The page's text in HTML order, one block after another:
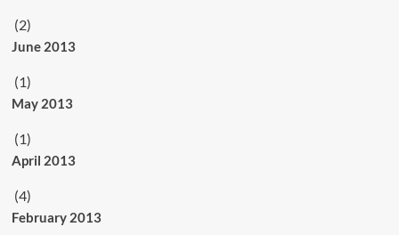
(2)
June 2013
(1)
May 2013
(1)
April 2013
(4)
February 2013